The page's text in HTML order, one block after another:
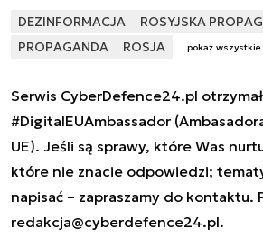
DEZINFORMACJA
ROSYJSKA
PROPAGANDA
ROSJA pokaż wszystkie
Serwis CyberDefence24.pl
#DigitalEUAmbassador
UE). Jeśli są sprawy, które Was
które nie znacie odpowiedzi;
napisać – zapraszamy do kontaktu.
redakcja@cyberdefence24.pl.